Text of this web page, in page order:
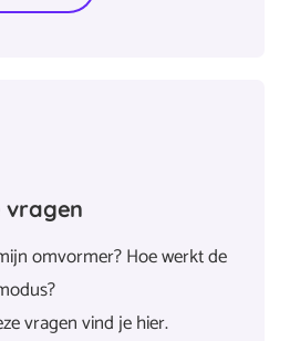
vragen
omvormer? Hoe werkt de
vragen vind je hier.